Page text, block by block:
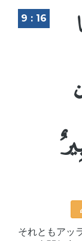
9 : 16
それともアッ